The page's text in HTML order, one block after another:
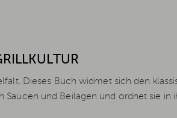
Dieses Buch widmet sich den
Saucen und Beilagen und ordnet sie in